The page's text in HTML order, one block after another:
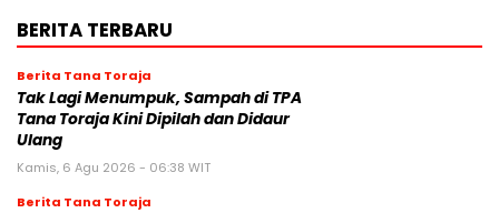
BERITA TERBARU
Berita Tana Toraja
Tak Lagi Menumpuk, Sampah di TPA
Tana Toraja Kini Dipilah dan Didaur
Ulang
Kamis, 6 Agu 2026 - 06:38 WIT
Berita Tana Toraja